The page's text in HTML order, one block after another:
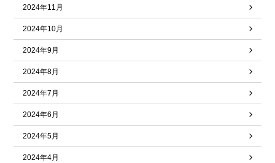
2024年11月
2024年10月
2024年9月
2024年8月
2024年7月
2024年6月
2024年5月
2024年4月